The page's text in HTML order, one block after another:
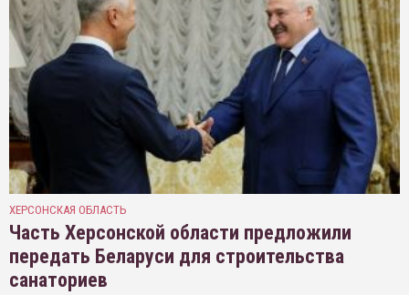
ХЕРСОНСКАЯ ОБЛАСТЬ
Часть Херсонской области предложили
передать Беларуси для строительства
санаториев